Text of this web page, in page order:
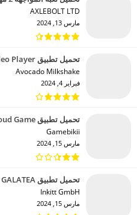
AXLEBOLT LTD‏
مارس 13, 2024
تحميل تطبيق Provid Video Player مهكر للاندرويد 2024
Avocado Milkshake‏
فبراير 4, 2024
تحميل تطبيق Bikii Cloud Game مهكر للاندرويد 2024
Gamebikii‏
مارس 15, 2024
تحميل تطبيق GALATEA مهكر للاندرويد 2024
Inkitt GmbH‏
مارس 15, 2024